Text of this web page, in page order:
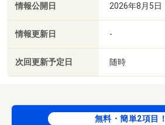
情報公開日 2026年8月5日
情報更新日 -
次回更新予定日 随時
無料・簡単2項目！